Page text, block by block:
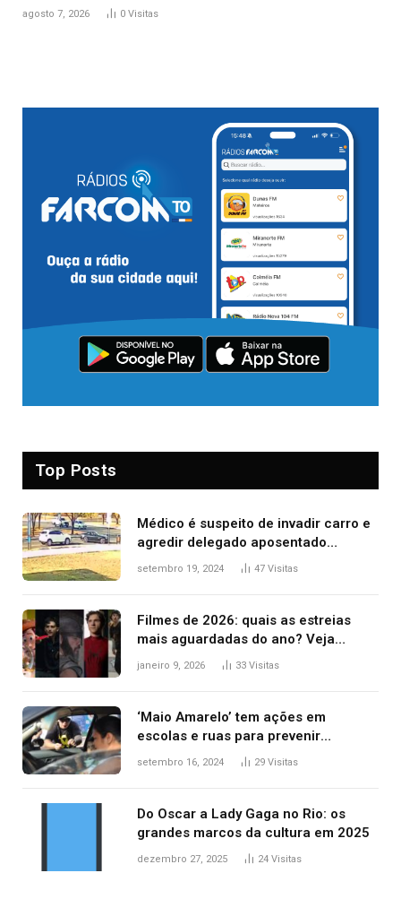
agosto 7, 2026 0 Visitas
Top Posts
Médico é suspeito de invadir carro e
agredir delegado aposentado
durante confusão no trânsito
setembro 19, 2024 47 Visitas
Filmes de 2026: quais as estreias
mais aguardadas do ano? Veja
principais lançamentos do cinema
janeiro 9, 2026 33 Visitas
‘Maio Amarelo’ tem ações em
escolas e ruas para prevenir
acidentes no trânsito no AP
setembro 16, 2024 29 Visitas
Do Oscar a Lady Gaga no Rio: os
grandes marcos da cultura em 2025
dezembro 27, 2025 24 Visitas